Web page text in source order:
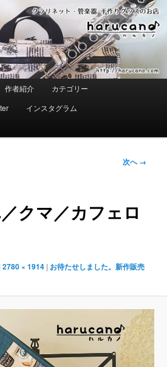
作者紹介
カテゴリー
インスタグラム
次へ →
クマ／カフェロ
|2780 × 1914 | お待たせしました。新作販売